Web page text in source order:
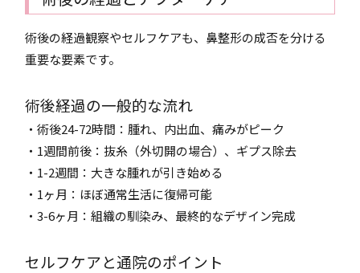
術後の経過観察やセルフケアも、鼻整形の成否を分ける
重要な要素です。
術後経過の一般的な流れ
・術後24-72時間：腫れ、内出血、痛みがピーク
・1週間前後：抜糸（外切開の場合）、ギプス除去
・1-2週間：大きな腫れが引き始める
・1ヶ月：ほぼ通常生活に復帰可能
・3-6ヶ月：組織の馴染み、最終的なデザイン完成
セルフケアと通院のポイント